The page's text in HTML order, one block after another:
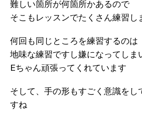
難しい箇所が何箇所かあるので
そこもレッスンでたくさん練習し
何回も同じところを練習するのは
地味な練習ですし嫌になってしま
Eちゃん頑張ってくれています
そして、手の形もすごく意識をし
すね